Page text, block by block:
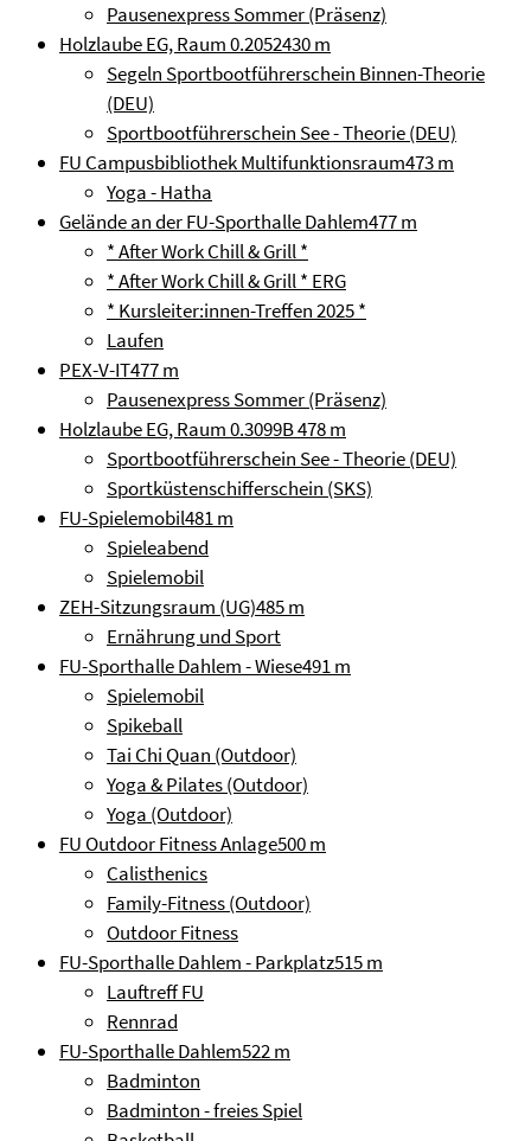
Pausenexpress Sommer (Präsenz)
Holzlaube EG, Raum 0.2052430 m
Segeln Sportbootführerschein Binnen-Theorie
(DEU)
Sportbootführerschein See - Theorie (DEU)
FU Campusbibliothek Multifunktionsraum473 m
Yoga - Hatha
Gelände an der FU-Sporthalle Dahlem477 m
* After Work Chill & Grill *
* After Work Chill & Grill * ERG
* Kursleiter:innen-Treffen 2025 *
Laufen
PEX-V-IT477 m
Pausenexpress Sommer (Präsenz)
Holzlaube EG, Raum 0.3099B478 m
Sportbootführerschein See - Theorie (DEU)
Sportküstenschifferschein (SKS)
FU-Spielemobil481 m
Spieleabend
Spielemobil
ZEH-Sitzungsraum (UG)485 m
Ernährung und Sport
FU-Sporthalle Dahlem - Wiese491 m
Spielemobil
Spikeball
Tai Chi Quan (Outdoor)
Yoga & Pilates (Outdoor)
Yoga (Outdoor)
FU Outdoor Fitness Anlage500 m
Calisthenics
Family-Fitness (Outdoor)
Outdoor Fitness
FU-Sporthalle Dahlem - Parkplatz515 m
Lauftreff FU
Rennrad
FU-Sporthalle Dahlem522 m
Badminton
Badminton - freies Spiel